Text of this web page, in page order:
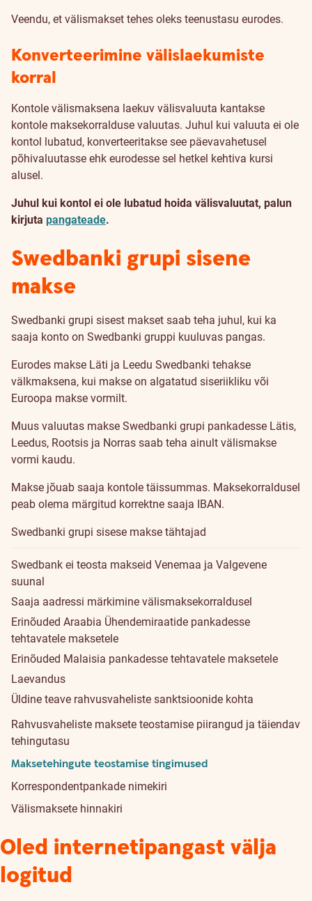
Veendu, et välismakset tehes oleks teenustasu eurodes.
Konverteerimine välislaekumiste
korral
Kontole välismaksena laekuv välisvaluuta kantakse
kontole maksekorralduse valuutas. Juhul kui valuuta ei ole
kontol lubatud, konverteeritakse see päevavahetusel
põhivaluutasse ehk eurodesse sel hetkel kehtiva kursi
alusel.
Juhul kui kontol ei ole lubatud hoida välisvaluutat, palun
kirjuta pangateade.
Swedbanki grupi sisene
makse
Swedbanki grupi sisest makset saab teha juhul, kui ka
saaja konto on Swedbanki gruppi kuuluvas pangas.
Eurodes makse Läti ja Leedu Swedbanki tehakse
välkmaksena, kui makse on algatatud siseriikliku või
Euroopa makse vormilt.
Muus valuutas makse Swedbanki grupi pankadesse Lätis,
Leedus, Rootsis ja Norras saab teha ainult välismakse
vormi kaudu.
Makse jõuab saaja kontole täissummas. Maksekorraldusel
peab olema märgitud korrektne saaja IBAN.
Swedbanki grupi sisese makse tähtajad
Swedbank ei teosta makseid Venemaa ja Valgevene
suunal
Saaja aadressi märkimine välismaksekorraldusel
Erinõuded Araabia Ühendemiraatide pankadesse
tehtavatele maksetele
Erinõuded Malaisia pankadesse tehtavatele maksetele
Laevandus
Üldine teave rahvusvaheliste sanktsioonide kohta
Rahvusvaheliste maksete teostamise piirangud ja täiendav
tehingutasu
Maksetehingute teostamise tingimused
Korrespondentpankade nimekiri
Välismaksete hinnakiri
Oled internetipangast välja
logitud